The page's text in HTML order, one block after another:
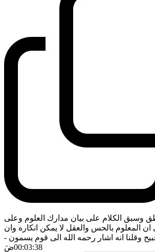
وسبق الكلام على بيان مدارك العلوم وعلى
المعلوم بالحس والعقل لا يمكن انكاره وان
وقلنا انه اشار رحمه الله الى قوم يسمون -
00:03:38ضَ